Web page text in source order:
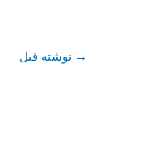
→ نوشته قبل